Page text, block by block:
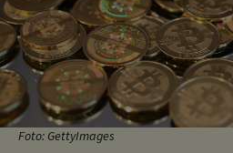
Foto: GettyImages